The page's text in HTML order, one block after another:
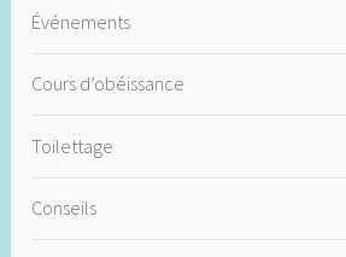
Événements
Cours d’obéissance
Toilettage
Conseils